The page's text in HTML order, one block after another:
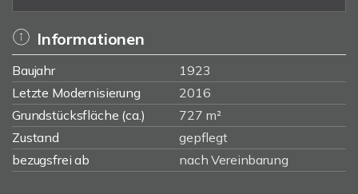
Informationen
Baujahr
1923
Letzte Modernisierung
2016
Grundstücksfläche (ca.)
727 m²
Zustand
gepflegt
bezugsfrei ab
nach Vereinbarung